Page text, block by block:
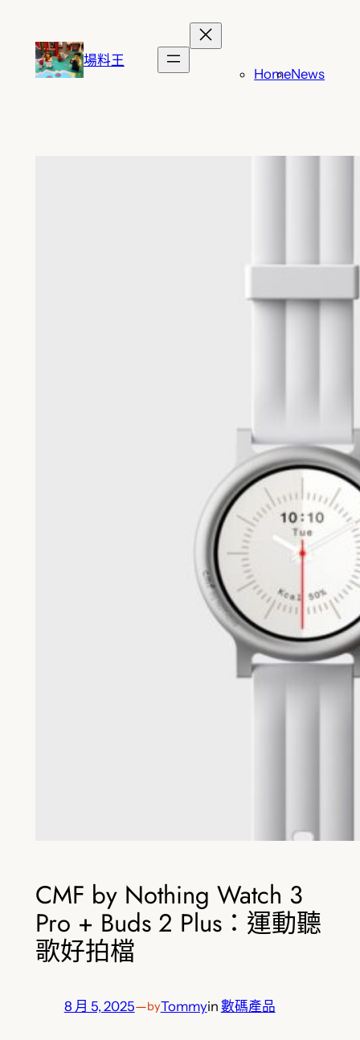
場料王
HomeNews
CMF by Nothing Watch 3
Pro + Buds 2 Plus：運動聽
歌好拍檔
8 月 5, 2025—byTommyin 數碼產品